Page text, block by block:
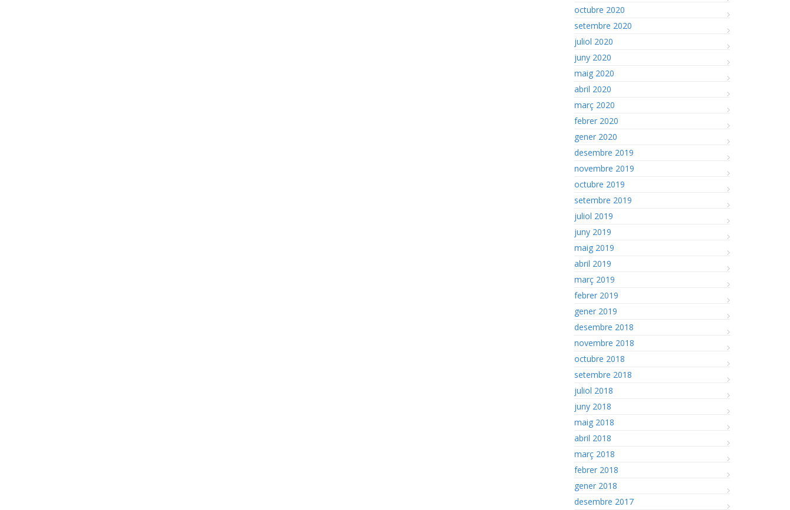
octubre 2020
setembre 2020
juliol 2020
juny 2020
maig 2020
abril 2020
març 2020
febrer 2020
gener 2020
desembre 2019
novembre 2019
octubre 2019
setembre 2019
juliol 2019
juny 2019
maig 2019
abril 2019
març 2019
febrer 2019
gener 2019
desembre 2018
novembre 2018
octubre 2018
setembre 2018
juliol 2018
juny 2018
maig 2018
abril 2018
març 2018
febrer 2018
gener 2018
desembre 2017